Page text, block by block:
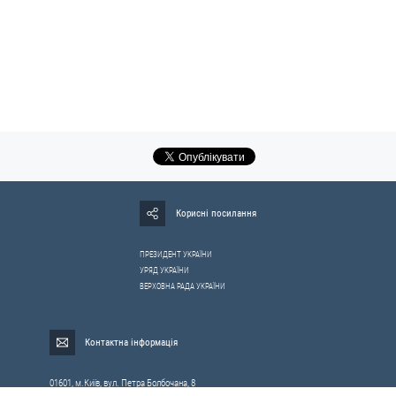
Корисні посилання
ПРЕЗИДЕНТ УКРАЇНИ
УРЯД УКРАЇНИ
ВЕРХОВНА РАДА УКРАЇНИ
Контактна інформація
01601, м.Київ, вул. Петра Болбочана, 8